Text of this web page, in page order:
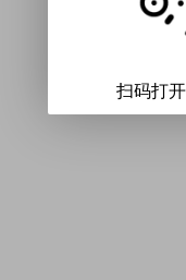
扫码打